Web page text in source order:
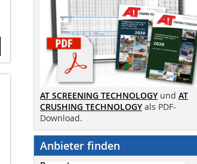
AT SCREENING TECHNOLOGY und AT
CRUSHING TECHNOLOGY als PDF-
Download.
Anbieter finden